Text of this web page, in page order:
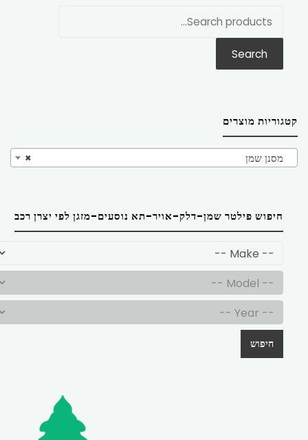
Search
קטגוריות מוצרים
× מסנן שמן
חיפוש פילטר שמן-דלק-אויר-תא נוסעים-מזגן לפי יצרן רכב
חיפוש